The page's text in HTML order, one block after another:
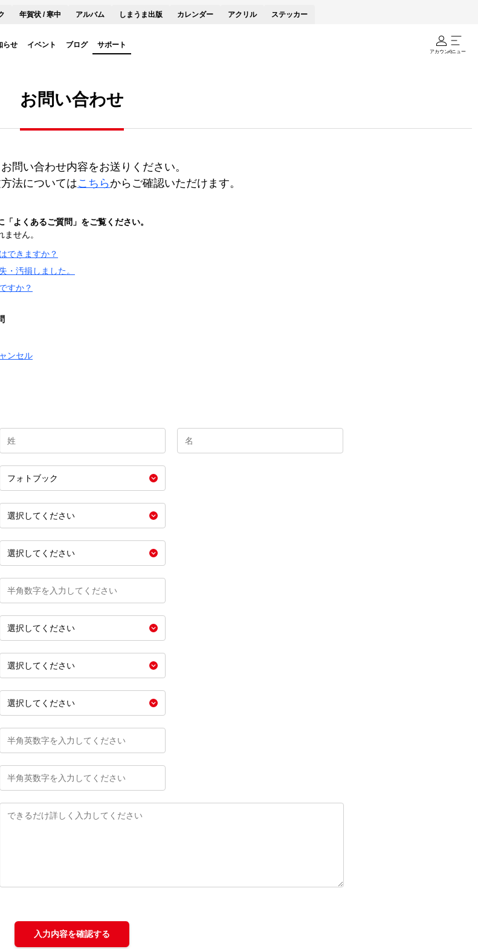
年賀状 / 寒中 アルバム しまうま出版 カレンダー アクリル ステッカー
らせ イベント ブログ サポート
アカウントメニュー
お問い合わせ
問い合わせ内容をお送りください。
法についてはこちらからご確認いただけます。
よくあるご質問」をご覧ください。
せん。
できますか？
・汚損しました。
すか？
ンセル
入力内容を確認する